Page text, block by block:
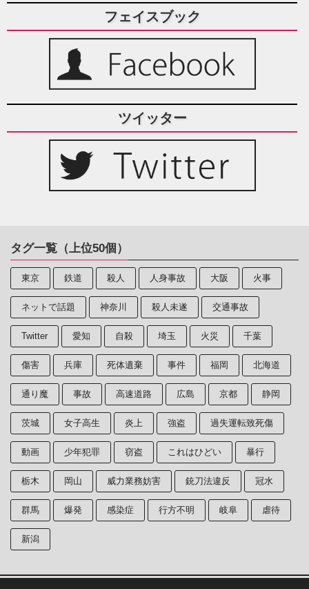
フェイスブック
ツイッター
タグ一覧（上位50個）
東京 鉄道 殺人 人身事故 大阪 火事
ネットで話題 神奈川 殺人未遂 交通事故
Twitter 愛知 自殺 埼玉 火災 千葉
傷害 兵庫 死体遺棄 事件 福岡 北海道
通り魔 事故 高速道路 広島 京都 静岡
茨城 女子高生 炎上 強盗 過失運転致死傷
動画 少年犯罪 窃盗 これはひどい 暴行
栃木 岡山 威力業務妨害 銃刀法違反 冠水
群馬 爆発 感染症 行方不明 岐阜 虐待
新潟